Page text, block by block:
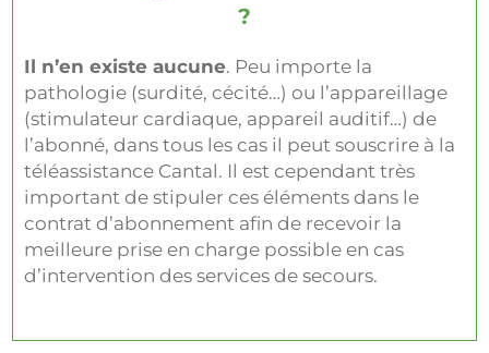
?
Il n’en existe aucune. Peu importe la
pathologie (surdité, cécité…) ou l’appareillage
(stimulateur cardiaque, appareil auditif…) de
l’abonné, dans tous les cas il peut souscrire à la
téléassistance Cantal. Il est cependant très
important de stipuler ces éléments dans le
contrat d’abonnement afin de recevoir la
meilleure prise en charge possible en cas
d’intervention des services de secours.